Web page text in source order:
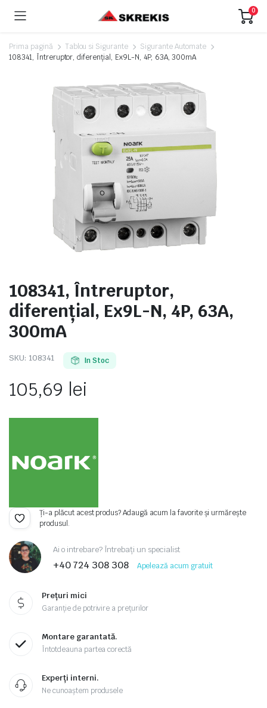
0
Prima pagină Tablou si Sigurante
Sigurante Automate
108341, Întreruptor, diferențial, Ex9L-N, 4P, 63A, 300mA
108341, Întreruptor,
diferențial, Ex9L-N, 4P, 63A,
300mA
SKU: 108341 In Stoc
105,69 lei
Ți-a plăcut acest produs? Adaugă acum la favorite și urmărește
produsul.
Ai o intrebare? Întrebați un specialist
+40 724 308 308 Apelează acum gratuit
Prețuri mici
Garanție de potrivire a prețurilor
Montare garantată.
Întotdeauna partea corectă
Experți interni.
Ne cunoaștem produsele